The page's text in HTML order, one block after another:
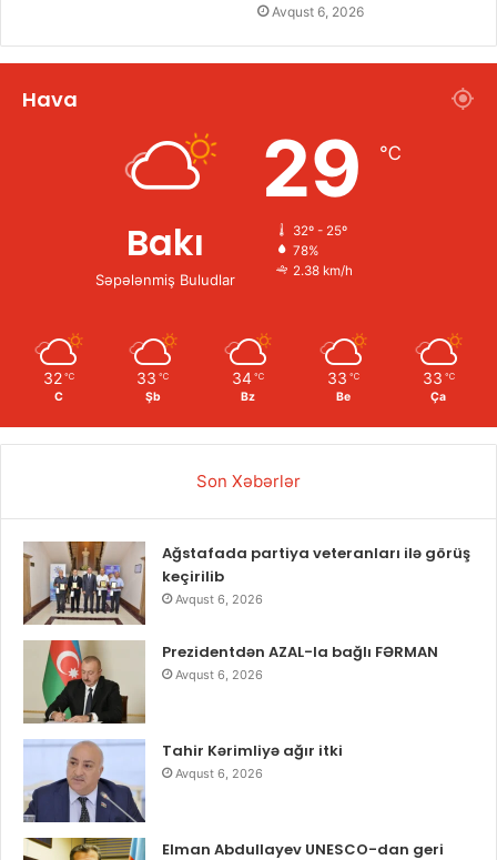
Avqust 6, 2026
Hava
Bakı
Səpələnmiş Buludlar
29 ℃
32º - 25º
78%
2.38 km/h
32 ℃
C
33 ℃
Şb
34 ℃
Bz
33 ℃
Be
33 ℃
Ça
Son Xəbərlər
Ağstafada partiya veteranları ilə görüş
keçirilib
Avqust 6, 2026
Prezidentdən AZAL-la bağlı FƏRMAN
Avqust 6, 2026
Tahir Kərimliyə ağır itki
Avqust 6, 2026
Elman Abdullayev UNESCO-dan geri